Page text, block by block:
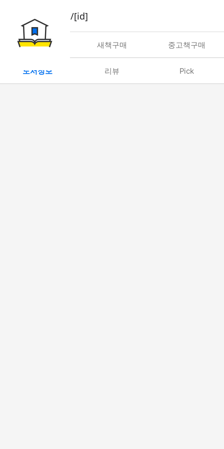
book/rent/[id]
대여 새책구매 중고책구매
도서정보 리뷰 Pick